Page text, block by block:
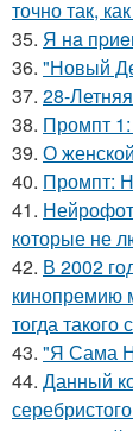
точно так,
35. Я нa
36. "Новый
37. 28-
38. Промпт 1:
39. О
40. Промпт:
41.
которые не
42. В 2002
кинопремию
тогда
43. "Я Сама
44. Данный